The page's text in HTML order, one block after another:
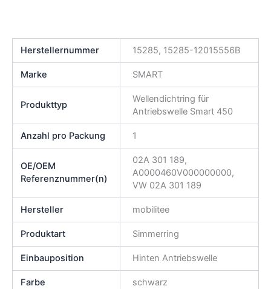
Herstellernummer 15285, 15285-12015556B
Marke SMART
Produkttyp
Wellendichtring für
Antriebswelle Smart 450
Anzahl pro Packung 1
OE/OEM
Referenznummer(n)
02A 301 189,
A0000460V000000000,
VW 02A 301 189
Hersteller mobilitee
Produktart Simmerring
Einbauposition Hinten Antriebswelle
Farbe schwarz